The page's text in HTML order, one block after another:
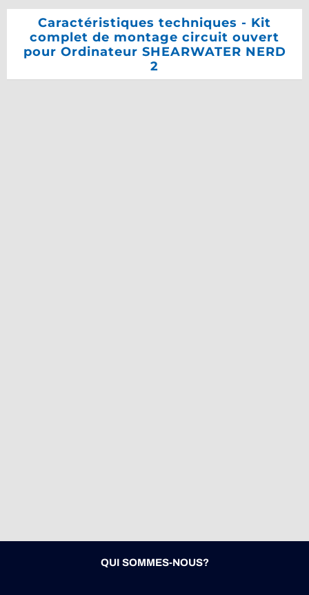
Caractéristiques techniques - Kit
complet de montage circuit ouvert
pour Ordinateur SHEARWATER NERD
2
QUI SOMMES-NOUS?